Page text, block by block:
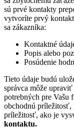
sú prvé kontakty
vytvoríte prvý
sa zákazníka:
Kontaktné
Popis alebo
Posúdenie
Tieto údaje budú
správca môže
potrebných pre Vašu
obchodnú príležitosť,
príležitosť, ako je
kontaktu.